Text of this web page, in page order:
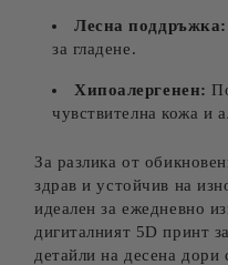
Лесна поддръжка:
за гладене.
Хипоалергенен:
чувствителна кожа и
За разлика от
здрав и устойчив на
идеален за ежедневно
дигиталният 5D принт
детайли на десена дори